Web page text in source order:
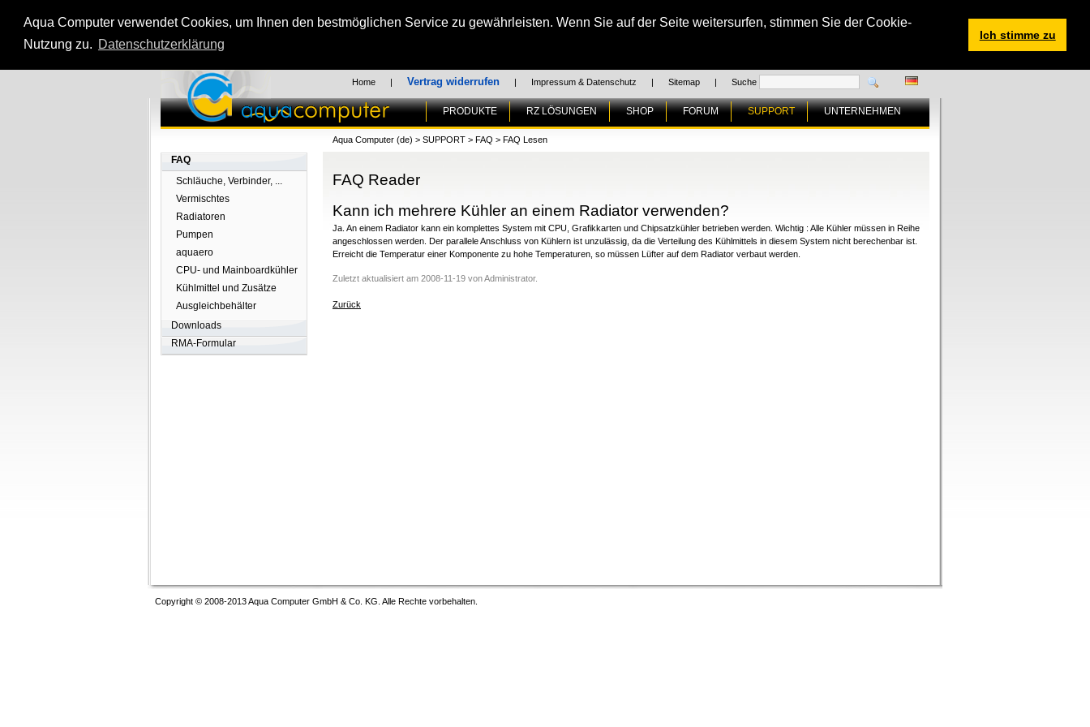
Aqua Computer verwendet Cookies, um Ihnen den bestmöglichen Service zu gewährleisten. Wenn Sie auf der Seite weitersurfen, stimmen Sie der Cookie-
Nutzung zu. Datenschutzerklärung
Ich stimme zu
Home | Vertrag widerrufen | Impressum & Datenschutz | Sitemap | Suche
PRODUKTE RZ LÖSUNGEN SHOP FORUM SUPPORT UNTERNEHMEN
FAQ
Schläuche, Verbinder, ...
Vermischtes
Radiatoren
Pumpen
aquaero
CPU- und Mainboardkühler
Kühlmittel und Zusätze
Ausgleichbehälter
Downloads
RMA-Formular
Aqua Computer (de) > SUPPORT > FAQ > FAQ Lesen
FAQ Reader
Kann ich mehrere Kühler an einem Radiator verwenden?
Ja. An einem Radiator kann ein komplettes System mit CPU, Grafikkarten und Chipsatzkühler betrieben werden. Wichtig : Alle Kühler müssen in Reihe
angeschlossen werden. Der parallele Anschluss von Kühlern ist unzulässig, da die Verteilung des Kühlmittels in diesem System nicht berechenbar ist.
Erreicht die Temperatur einer Komponente zu hohe Temperaturen, so müssen Lüfter auf dem Radiator verbaut werden.
Zuletzt aktualisiert am 2008-11-19 von Administrator.
Zurück
Copyright © 2008-2013 Aqua Computer GmbH & Co. KG. Alle Rechte vorbehalten.